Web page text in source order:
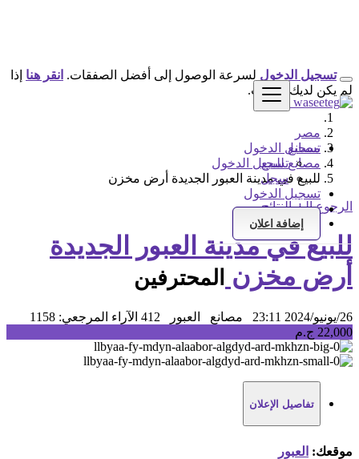
تسجيل الدخول
تسجيل الدخول
سجل
تسجيل الدخول
سجل
إضافة اعلان
تسجيل الدخول لسرعة الوصول إلى أفضل الصفقات. انقر هنا إذا
لم يكن لديك حساب.
مصر
مصانع
مصانع للبيع
للبيع في مدينة العبور الجديدة أرض مخزن
الرجوع إلى النتائج
للبيع في مدينة العبور الجديدة
أرض مخزن
المحترفين
26/يونيو/2024 23:11 مصانع العبور 412 الآراء
المرجعي: 1158
22,000 ج.م
تفاصيل الإعلان
موقعك: العبور